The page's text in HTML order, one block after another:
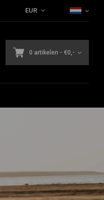
EUR
0 artikelen - €0,-